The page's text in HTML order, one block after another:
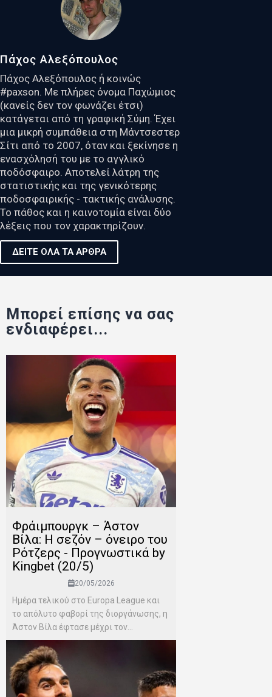
Πάχος Αλεξόπουλος
Πάχος Αλεξόπουλος ή κοινώς
#paxson. Με πλήρες όνομα Παχώμιος
(κανείς δεν τον φωνάζει έτσι)
κατάγεται από τη γραφική Σύμη. Έχει
μια μικρή συμπάθεια στη Μάντσεστερ
Σίτι από το 2007, όταν και ξεκίνησε η
ενασχόλησή του με το αγγλικό
ποδόσφαιρο. Αποτελεί λάτρη της
στατιστικής και της γενικότερης
ποδοσφαιρικής - τακτικής ανάλυσης.
Το πάθος και η καινοτομία είναι δύο
λέξεις που τον χαρακτηρίζουν.
ΔΕΙΤΕ ΟΛΑ ΤΑ ΑΡΘΡΑ
Μπορεί επίσης να σας
ενδιαφέρει...
Φράιμπουργκ – Άστον
Βίλα: Η σεζόν – όνειρο του
Ρότζερς - Προγνωστικά by
Kingbet (20/5)
20/05/2026
Ημέρα τελικού στο Europa League και
το απόλυτο φαβορί της διοργάνωσης, η
Άστον Βίλα έφτασε μέχρι τον...